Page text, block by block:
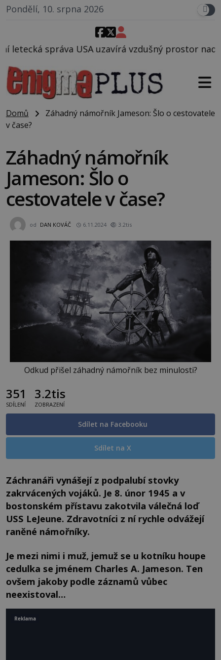
Pondělí, 10. srpna 2026
uzavírá vzdušný prostor nad Oblastí 51, mohlo
Domů
Záhadný námořník Jameson: Šlo o cestovatele
v čase?
Záhadný námořník
Jameson: Šlo o
cestovatele v čase?
od DAN KOVÁČ 6.11.2024 3.2tis
Odkud přišel záhadný námořník bez minulosti?
351
SDÍLENÍ
3.2tis
ZOBRAZENÍ
Sdílet na Facebooku
Sdílet na X
Záchranáři vynášejí z podpalubí stovky
zakrvácených vojáků. Je 8. únor 1945 a v
bostonském přístavu zakotvila válečná loď
USS LeJeune. Zdravotníci z ní rychle odvážejí
raněné námořníky.
Je mezi nimi i muž, jemuž se u kotníku houpe
cedulka se jménem Charles A. Jameson. Ten
ovšem jakoby podle záznamů vůbec
neexistoval…
Reklama